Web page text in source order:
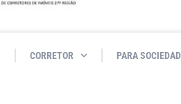
CORRETOR PARA